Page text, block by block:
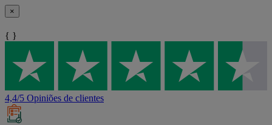
×
{ }
4,4/5 Opiniões de clientes